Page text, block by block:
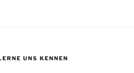
UNS KENNEN